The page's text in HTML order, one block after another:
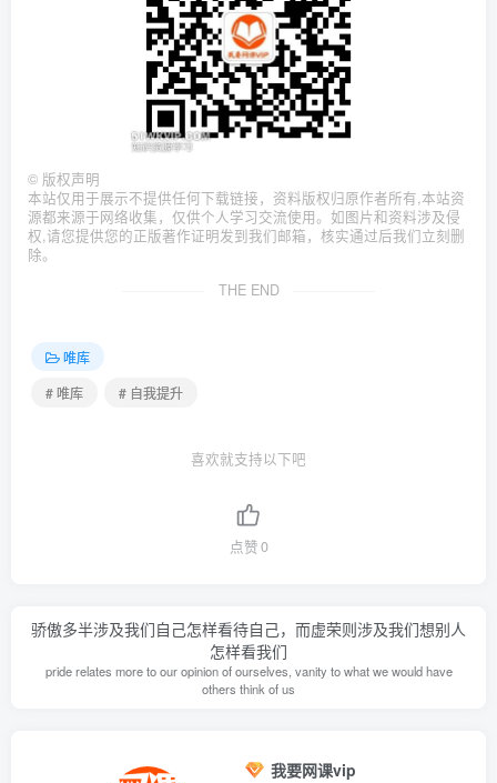
© 版权声明
本站仅用于展示不提供任何下载链接，资料版权归原作者所有,本站资
源都来源于网络收集，仅供个人学习交流使用。如图片和资料涉及侵
权,请您提供您的正版著作证明发到我们邮箱，核实通过后我们立刻删
除。
THE END
唯库
# 唯库
# 自我提升
喜欢就支持以下吧
点赞0
骄傲多半涉及我们自己怎样看待自己，而虚荣则涉及我们想别人
怎样看我们
pride relates more to our opinion of ourselves, vanity to what we would have
others think of us
我要网课vip